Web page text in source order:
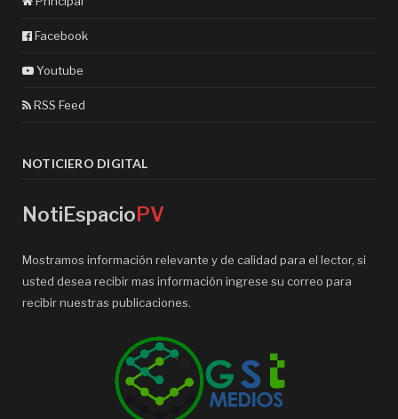
Facebook
Youtube
RSS Feed
NOTICIERO DIGITAL
NotiEspacioPV
Mostramos información relevante y de calidad para el lector, si
usted desea recibir mas información ingrese su correo para
recibir nuestras publicaciones.